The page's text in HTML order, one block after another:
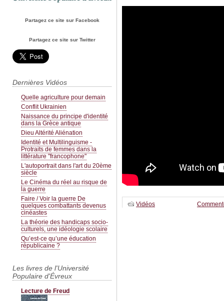
Partagez ce site sur Facebook
Partagez ce site sur Twitter
Dernières Vidéos
Quelle agriculture pour demain
Conflit Ukrainien
Naissance du principe d'identité
dans la Grèce antique
Dieu Altérité Aliénation
Identité et Multilinguisme -
Protraits de femmes dans la
littérature "francophone"
L'autoportrait dans l'art du 20ème
siècle
Le Cinéma du réel au risque de
la guerre
Faire / Voir la guerre De
quelques combattants devenus
cinéastes
La théorie des handicaps socio-
culturels, une idéologie scolaire
Qu’est-ce qu’une éducation
républicaine ?
Les livres de l'Université
Populaire d'Évreux
Lecture de Freud
Vidéos